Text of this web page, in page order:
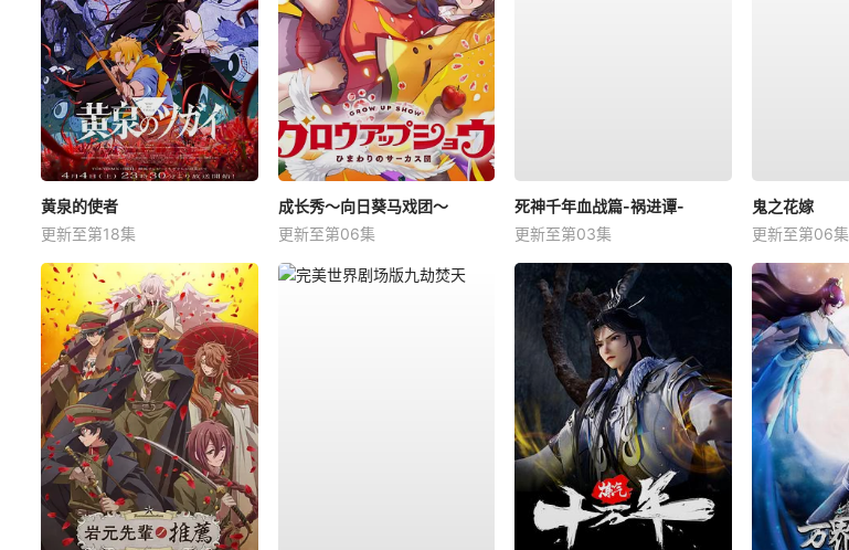
黄泉的使者
更新至第18集
成长秀～向日葵马戏团～
更新至第06集
死神千年血战篇-祸进谭-
更新至第03集
鬼之花嫁
更新至第06集